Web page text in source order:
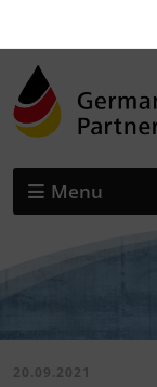
Menu
20.09.2021